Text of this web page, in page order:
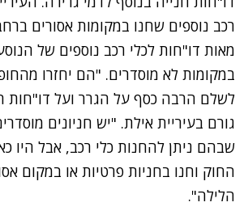
רכב נוספים שחנו במקומות אסורים
מאות דו"חות לכלי רכב נוספים של
במקומות לא מוסדרים. "הם יחזרו
לשלם הרבה כסף על הגרר ועל דו"חות
גורם בעיריית אילת. "יש חניונים
שבהם ניתן להחנות כלי רכב, אבל היו
החוק וחנו בחניות פרטיות או במקום
הלילה".